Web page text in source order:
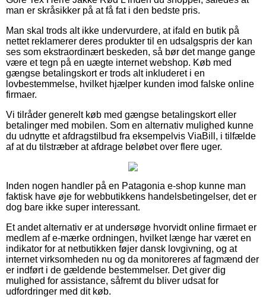
man er skråsikker på at få fat i den bedste pris.
Man skal trods alt ikke undervurdere, at ifald en butik på
nettet reklamerer deres produkter til en udsalgspris der kan
ses som ekstraordinært beskeden, så bør det mange gange
være et tegn på en uægte internet webshop. Køb med
gængse betalingskort er trods alt inkluderet i en
lovbestemmelse, hvilket hjælper kunden imod falske online
firmaer.
Vi tilråder generelt køb med gængse betalingskort eller
betalinger med mobilen. Som en alternativ mulighed kunne
du udnytte et afdragstilbud fra eksempelvis ViaBill, i tilfælde
af at du tilstræber at afdrage beløbet over flere uger.
Inden nogen handler på en Patagonia e-shop kunne man
faktisk have øje for webbutikkens handelsbetingelser, det er
dog bare ikke super interessant.
Et andet alternativ er at undersøge hvorvidt online firmaet er
medlem af e-mærke ordningen, hvilket længe har været en
indikator for at netbutikken føjer dansk lovgivning, og at
internet virksomheden nu og da monitoreres af fagmænd der
er indført i de gældende bestemmelser. Det giver dig
mulighed for assistance, såfremt du bliver udsat for
udfordringer med dit køb.